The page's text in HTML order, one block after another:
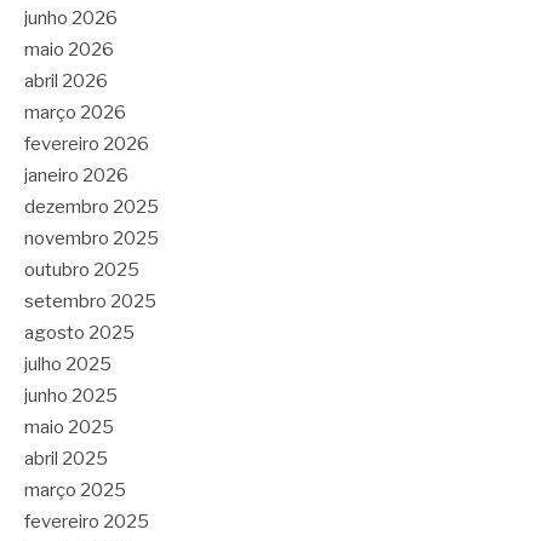
junho 2026
maio 2026
abril 2026
março 2026
fevereiro 2026
janeiro 2026
dezembro 2025
novembro 2025
outubro 2025
setembro 2025
agosto 2025
julho 2025
junho 2025
maio 2025
abril 2025
março 2025
fevereiro 2025